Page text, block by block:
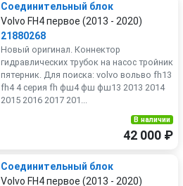
Соединительный блок
Volvo FH4 первое (2013 - 2020)
21880268
Новый оригинал. Коннектор
гидравлических трубок на насос тройник
пятерник. Для поиска: volvo вольво fh13
fh4 4 серия fh фш4 фш фш13 2013 2014
2015 2016 2017 201...
В наличии
42 000 ₽
Соединительный блок
Volvo FH4 первое (2013 - 2020)